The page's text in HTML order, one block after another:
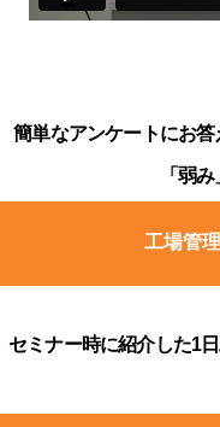
簡単なアンケートにお答
「弱
工場管
セミナー時に紹介した1